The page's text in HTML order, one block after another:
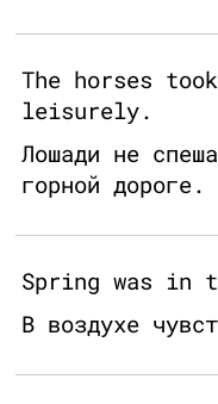
The horses
leisurely.
Лошади не
горной дороге.
Spring was in
В воздухе